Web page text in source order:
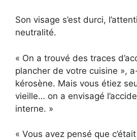
Son visage s’est durci,
neutralité.
« On a trouvé des traces
plancher de votre cuisine »,
kérosène. Mais vous étiez
vieille… on a envisagé
interne. »
« Vous avez pensé que